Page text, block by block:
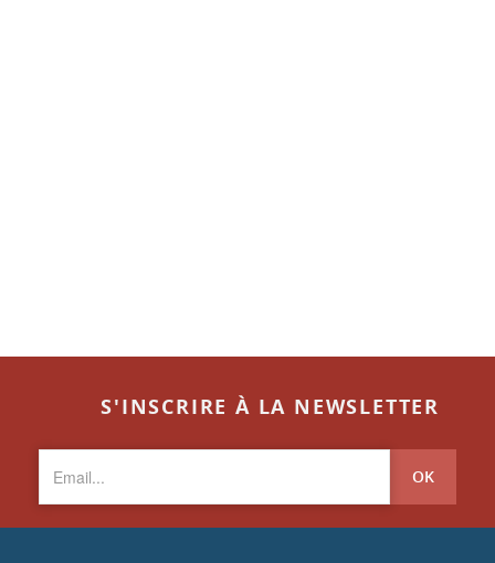
S'INSCRIRE À LA NEWSLETTER
OK